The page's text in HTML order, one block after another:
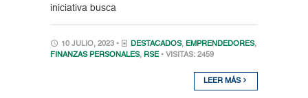
iniciativa busca
10 JULIO, 2023 • DESTACADOS, EMPRENDEDORES,
FINANZAS PERSONALES, RSE • VISITAS: 2459
LEER MÁS